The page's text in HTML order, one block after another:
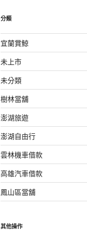
分類
宜蘭賞鯨
未上市
未分類
樹林當舖
澎湖旅遊
澎湖自由行
雲林機車借款
高雄汽車借款
鳳山區當舖
其他操作